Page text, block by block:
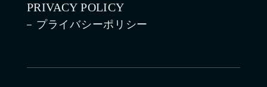
PRIVACY POLICY
プライバシーポリシー